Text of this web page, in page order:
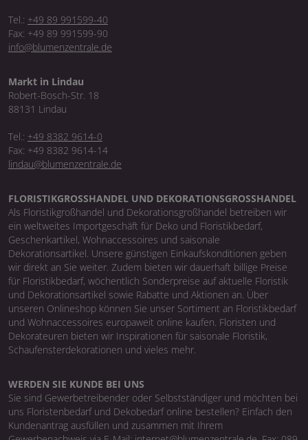
Tel.: +49 89 991599-40
Fax: +49 89 991599-90
info@blumenzentrale.de
Markt in Lindau
Robert-Bosch-Str. 18
88131 Lindau
Tel.: +49 8382 9614-0
Fax: +49 8382 9614-14
lindau@blumenzentrale.de
FLORISTIKGROSSHANDEL UND DEKORATIONSGROSSHANDEL
Als Floristikgroßhandel und Dekorationsgroßhandel betreiben wir
ein weltweites Importgeschäft für Deko und Floristikbedarf,
Geschenkartikel, Wohnaccessoires und saisonale
Dekorationsartikel. Unsere günstigen Einkaufskonditionen geben
wir direkt an Sie weiter. Zudem bieten wir dauerhaft billige Preise
für Floristikbedarf, wöchentlich Sonderpreise auf aktuelle Floristik
und Dekorationsartikel sowie Rabatte und Aktionen an. Über
unseren Onlineshop können Sie unser Sortiment an Floristikbedarf
und Wohnaccessoires europaweit online kaufen. Floristen und
Dekorateuren bieten wir Inspirationen für saisonale Floristik,
Schaufensterdekorationen und vieles mehr.
WERDEN SIE KUNDE BEI UNS
Sie sind Gewerbetreibender oder Selbstständiger und möchten bei
uns Floristenbedarf und Dekobedarf online bestellen? Einfach den
Kundenantrag ausfüllen und zusammen mit Ihrem